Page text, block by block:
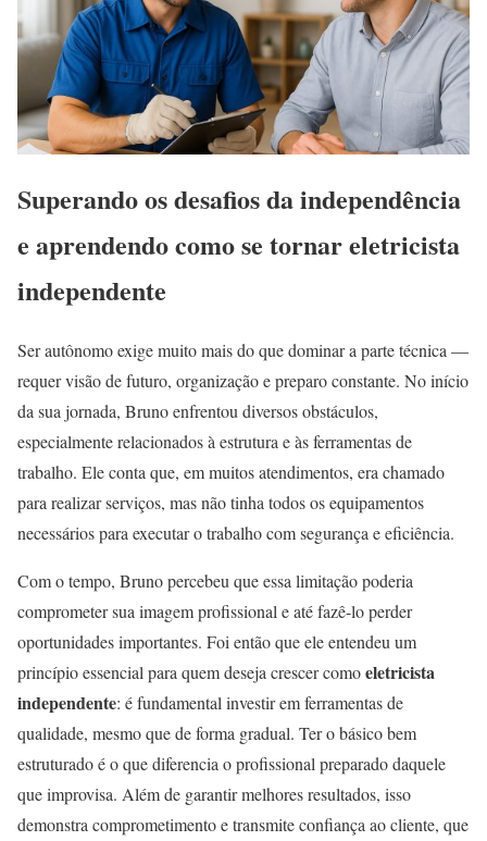
Superando os desafios da independência
e aprendendo como se tornar eletricista
independente
Ser autônomo exige muito mais do que dominar a parte técnica —
requer visão de futuro, organização e preparo constante. No início
da sua jornada, Bruno enfrentou diversos obstáculos,
especialmente relacionados à estrutura e às ferramentas de
trabalho. Ele conta que, em muitos atendimentos, era chamado
para realizar serviços, mas não tinha todos os equipamentos
necessários para executar o trabalho com segurança e eficiência.
Com o tempo, Bruno percebeu que essa limitação poderia
comprometer sua imagem profissional e até fazê-lo perder
oportunidades importantes. Foi então que ele entendeu um
princípio essencial para quem deseja crescer comoeletricista
independente: é fundamental investir em ferramentas de
qualidade, mesmo que de forma gradual. Ter o básico bem
estruturado é o que diferencia o profissional preparado daquele
que improvisa. Além de garantir melhores resultados, isso
demonstra comprometimento e transmite confiança ao cliente, que